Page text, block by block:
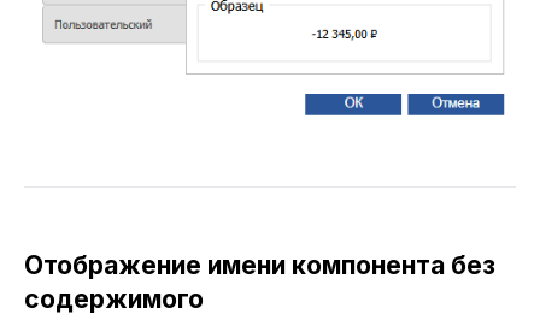
Отображение имени компонента без
содержимого